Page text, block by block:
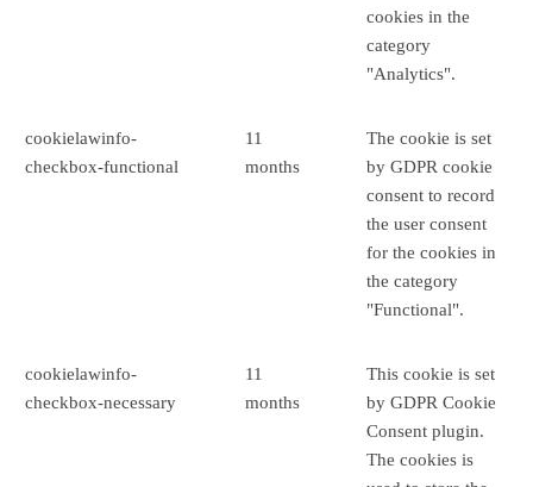
cookies in the
category
"Analytics".
cookielawinfo-
checkbox-functional
11
months
The cookie is set
by GDPR cookie
consent to record
the user consent
for the cookies in
the category
"Functional".
cookielawinfo-
checkbox-necessary
11
months
This cookie is set
by GDPR Cookie
Consent plugin.
The cookies is